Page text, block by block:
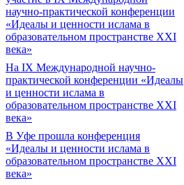
научно-практической конференции
«Идеалы и ценности ислама в
образовательном пространстве XXI
века»
На IX Международной научно-
практической конференции «Идеалы
и ценности ислама в
образовательном пространстве XXI
века»
В Уфе прошла конференция
«Идеалы и ценности ислама в
образовательном пространстве XXI
века»